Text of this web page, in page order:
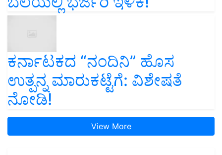
ಕರ್ನಾಟಕದ “ನಂದಿನಿ” ಹೊಸ
ಉತ್ಪನ್ನ ಮಾರುಕಟ್ಟೆಗೆ: ವಿಶೇಷತೆ
ನೋಡಿ!